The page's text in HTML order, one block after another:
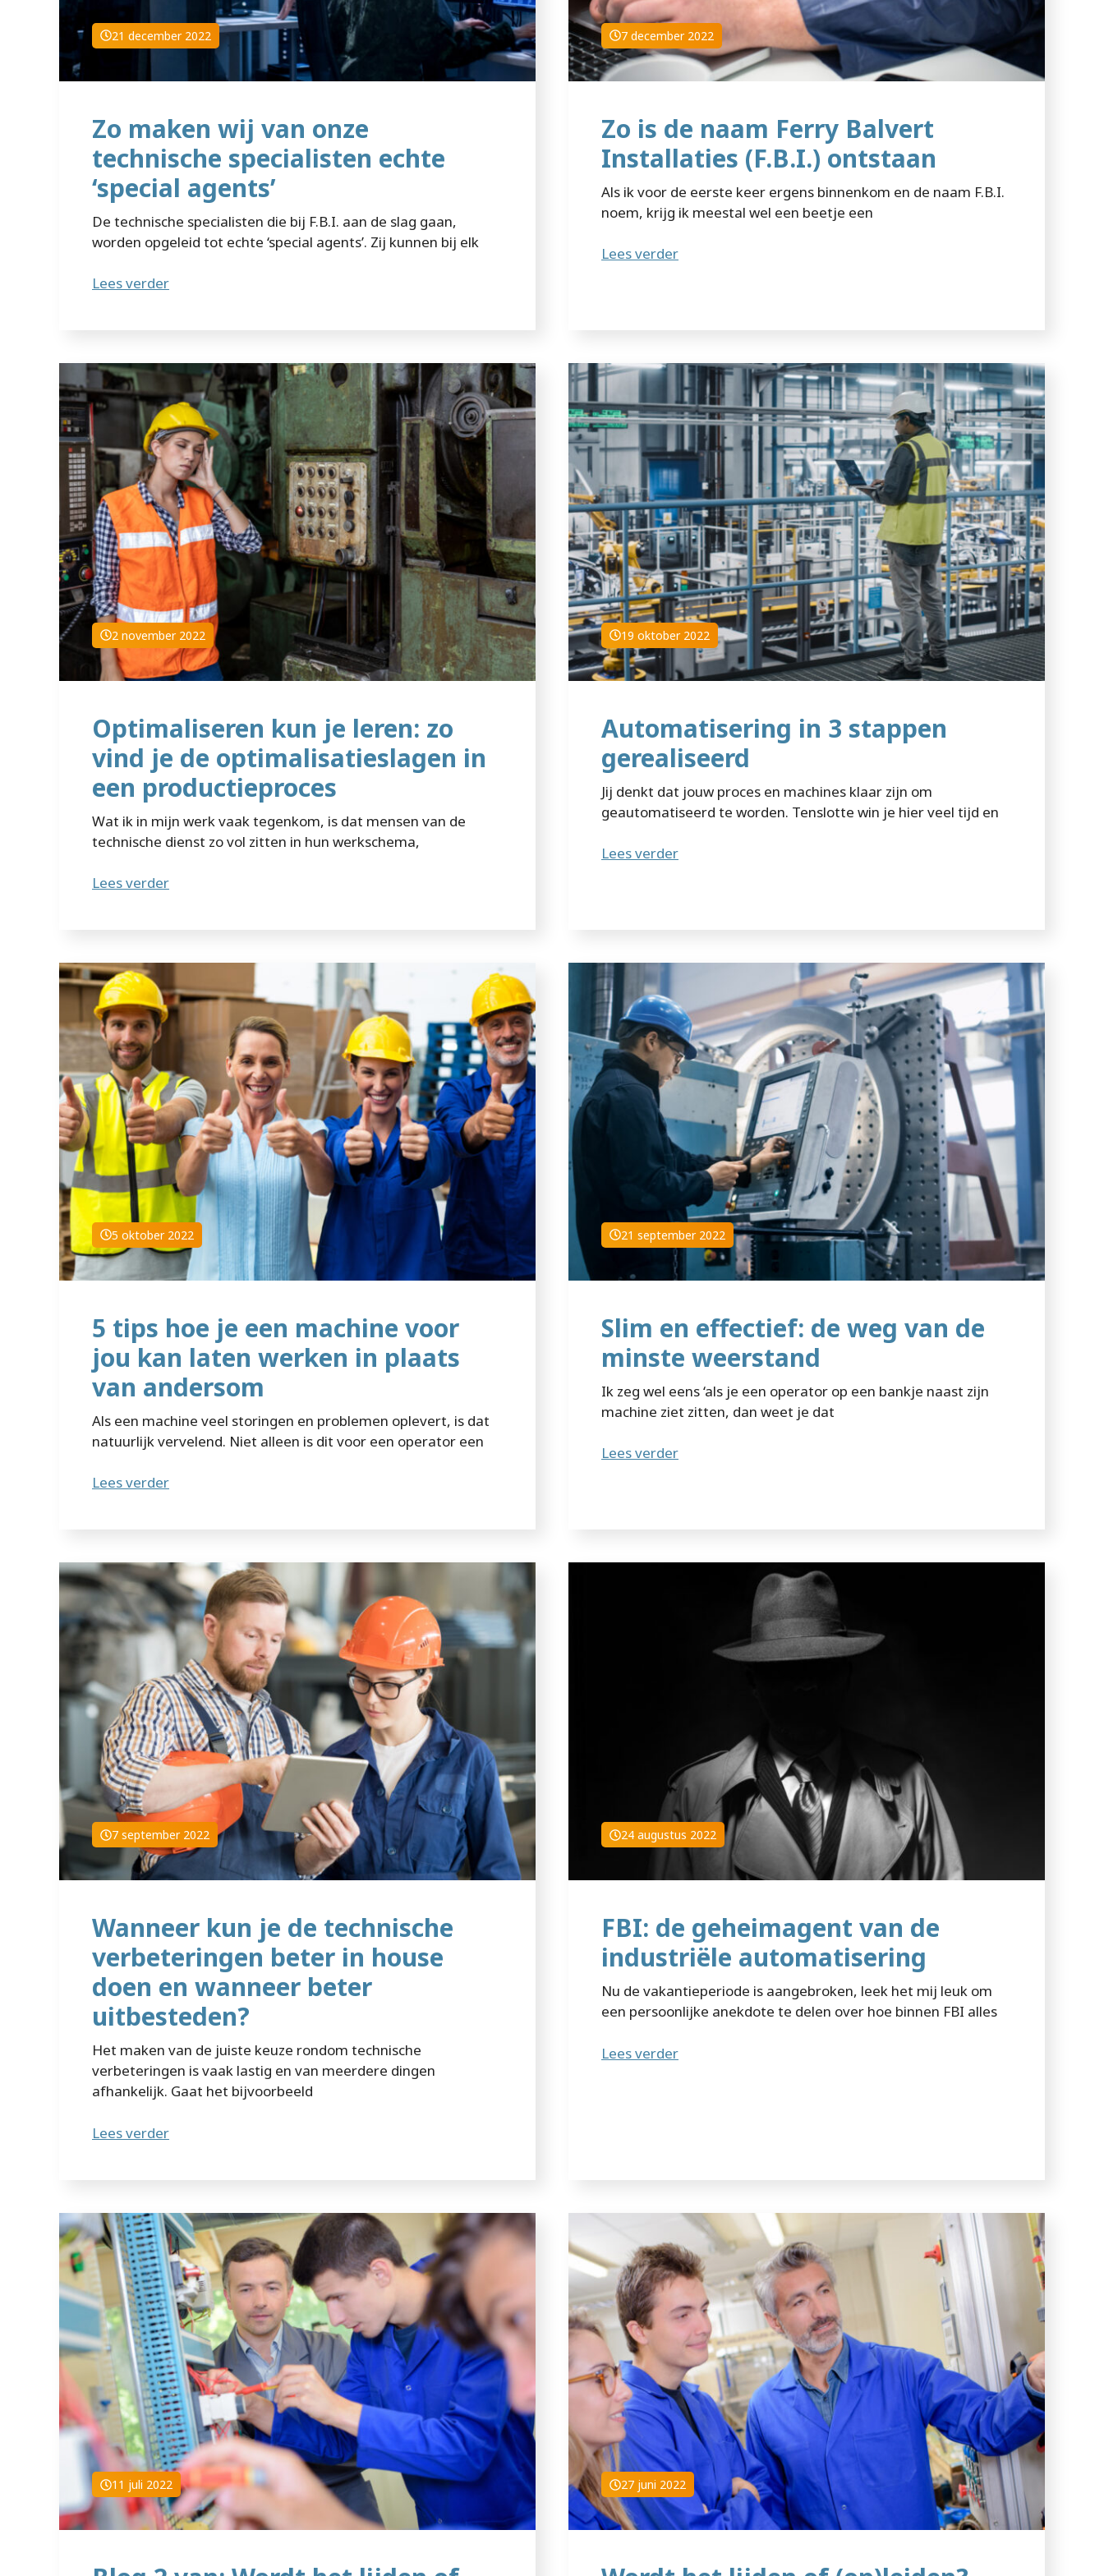
21 december 2022
Zo maken wij van onze
technische specialisten echte
‘special agents’
De technische specialisten die bij F.B.I. aan de slag gaan,
worden opgeleid tot echte ‘special agents’. Zij kunnen bij elk
Lees verder
7 december 2022
Zo is de naam Ferry Balvert
Installaties (F.B.I.) ontstaan
Als ik voor de eerste keer ergens binnenkom en de naam F.B.I.
noem, krijg ik meestal wel een beetje een
Lees verder
2 november 2022
Optimaliseren kun je leren: zo
vind je de optimalisatieslagen in
een productieproces
Wat ik in mijn werk vaak tegenkom, is dat mensen van de
technische dienst zo vol zitten in hun werkschema,
Lees verder
19 oktober 2022
Automatisering in 3 stappen
gerealiseerd
Jij denkt dat jouw proces en machines klaar zijn om
geautomatiseerd te worden. Tenslotte win je hier veel tijd en
Lees verder
5 oktober 2022
5 tips hoe je een machine voor
jou kan laten werken in plaats
van andersom
Als een machine veel storingen en problemen oplevert, is dat
natuurlijk vervelend. Niet alleen is dit voor een operator een
Lees verder
21 september 2022
Slim en effectief: de weg van de
minste weerstand
Ik zeg wel eens ‘als je een operator op een bankje naast zijn
machine ziet zitten, dan weet je dat
Lees verder
7 september 2022
Wanneer kun je de technische
verbeteringen beter in house
doen en wanneer beter
uitbesteden?
Het maken van de juiste keuze rondom technische
verbeteringen is vaak lastig en van meerdere dingen
afhankelijk. Gaat het bijvoorbeeld
Lees verder
24 augustus 2022
FBI: de geheimagent van de
industriële automatisering
Nu de vakantieperiode is aangebroken, leek het mij leuk om
een persoonlijke anekdote te delen over hoe binnen FBI alles
Lees verder
11 juli 2022 27 juni 2022